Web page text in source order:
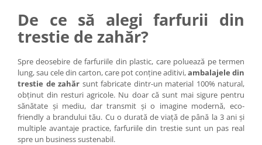
De ce să alegi farfurii din
trestie de zahăr?
Spre deosebire de farfuriile din plastic, care poluează pe termen
lung, sau cele din carton, care pot conține aditivi,ambalajele din
trestie de zahăr sunt fabricate dintr-un material 100% natural,
obținut din resturi agricole. Nu doar că sunt mai sigure pentru
sănătate și mediu, dar transmit și o imagine modernă, eco-
friendly a brandului tău. Cu o durată de viață de până la 3 ani și
multiple avantaje practice, farfuriile din trestie sunt un pas real
spre un business sustenabil.